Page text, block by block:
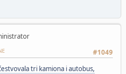
#1049
tri kamiona i autobus,